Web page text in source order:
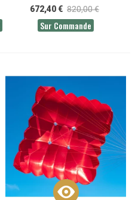
672,40 € 820,00 €
Sur Commande